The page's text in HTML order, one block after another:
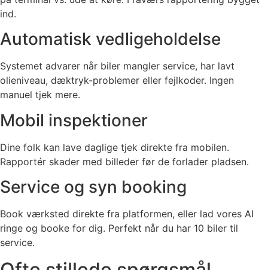
ind.
Automatisk vedligeholdelse
Systemet advarer når biler mangler service, har lavt
olieniveau, dæktryk-problemer eller fejlkoder. Ingen
manuel tjek mere.
Mobil inspektioner
Dine folk kan lave daglige tjek direkte fra mobilen.
Rapportér skader med billeder før de forlader pladsen.
Service og syn booking
Book værksted direkte fra platformen, eller lad vores AI
ringe og booke for dig. Perfekt når du har 10 biler til
service.